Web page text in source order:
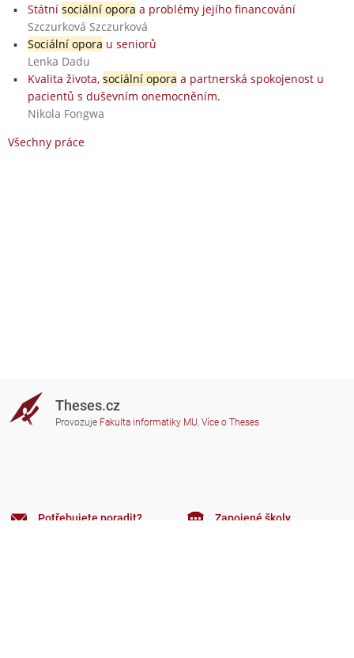
Státní sociální opora a problémy jejího financování
Szczurková Szczurková
Sociální opora u seniorů
Lenka Dadu
Kvalita života, sociální opora a partnerská spokojenost u
pacientů s duševním onemocněním.
Nikola Fongwa
Všechny práce
Theses.cz
Provozuje Fakulta informatiky MU, Více o Theses
Potřebujete poradit? Zapojené školy